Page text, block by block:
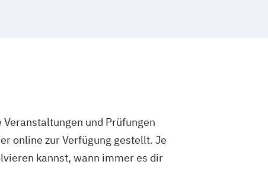
und Prüfungen
online zur Verfügung gestellt. Je
kannst, wann immer es dir